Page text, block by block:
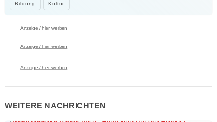
Bildung Kultur
Anzeige / hier werben
Anzeige / hier werben
Anzeige / hier werben
WEITERE NACHRICHTEN